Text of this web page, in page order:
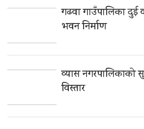
गढवा गाउँपालिका दुई
भवन निर्माण
व्यास नगरपालिकाको
विस्तार